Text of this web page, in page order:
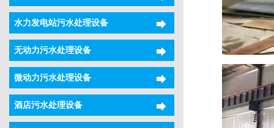
水力发电站污水处理设备
无动力污水处理设备
微动力污水处理设备
酒店污水处理设备